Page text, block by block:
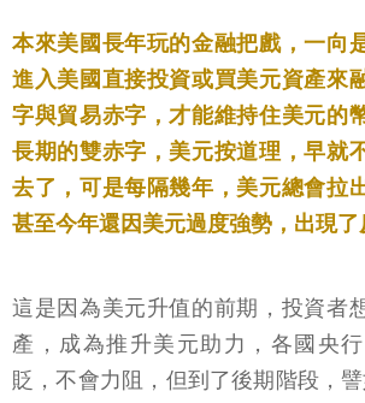
本來美國長年玩的金融把戲，一向
進入美國直接投資或買美元資產來
字與貿易赤字，才能維持住美元的
長期的雙赤字，美元按道理，早就
去了，可是每隔幾年，美元總會拉
甚至今年還因美元過度強勢，出現了
這是因為美元升值的前期，投資者
產，成為推升美元助力，各國央
貶，不會力阻，但到了後期階段，